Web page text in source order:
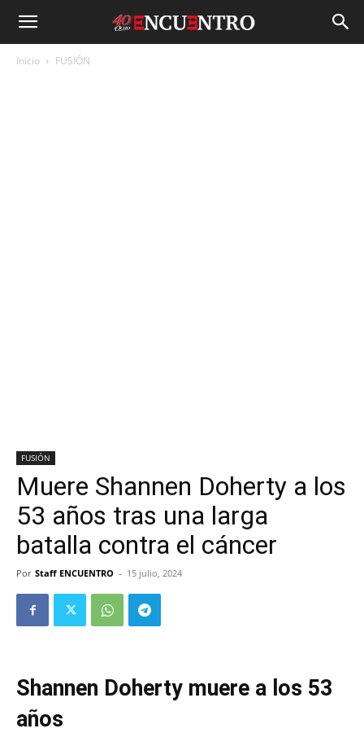
Inicio FUSIÓN
FUSIÓN
Muere Shannen Doherty a los
53 años tras una larga
batalla contra el cáncer
Por Staff ENCUENTRO - 15 julio, 2024
Shannen Doherty muere a los 53
años